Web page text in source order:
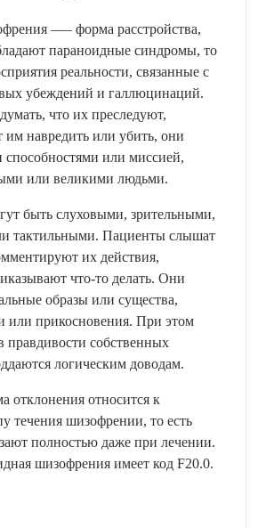
–— форма расстройства,
параноидные синдромы, то
реальности, связанные с
убеждений и галлюцинаций.
что их преследуют,
им навредить или убить, они
или миссией,
или великими людьми.
быть слуховыми, зрительными,
тактильными. Пациенты слышат
их действия,
что-то делать. Они
образы или существа,
или прикосновения. При этом
правдивости собственных
логическим доводам.
отклонения относится к
течения шизофрении, то есть
полностью даже при лечении.
шизофрения имеет код F20.0.